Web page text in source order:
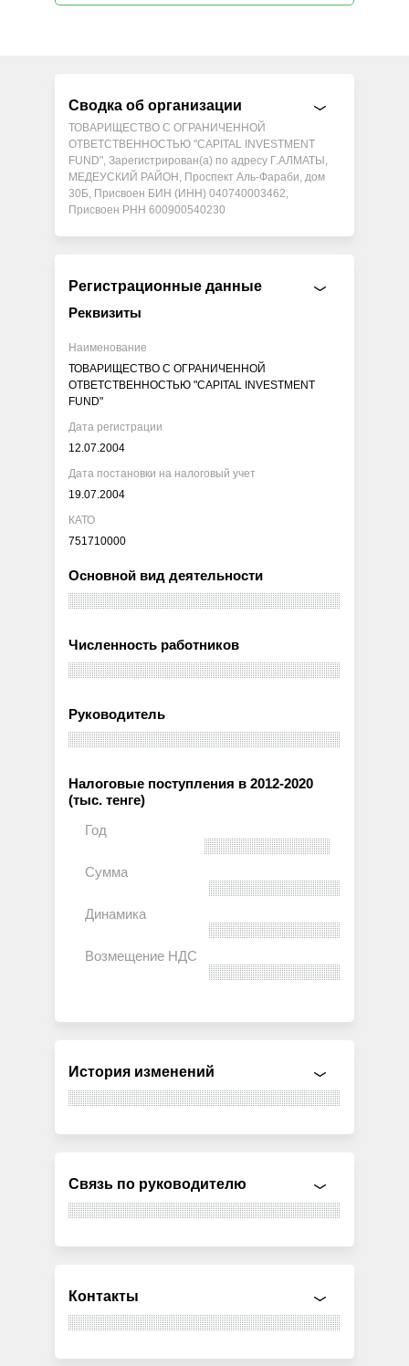
Сводка об организации
ТОВАРИЩЕСТВО С ОГРАНИЧЕННОЙ
ОТВЕТСТВЕННОСТЬЮ "CAPITAL INVESTMENT
FUND", Зарегистрирован(а) по адресу Г.АЛМАТЫ,
МЕДЕУСКИЙ РАЙОН, Проспект Аль-Фараби, дом
30Б, Присвоен БИН (ИНН) 040740003462,
Присвоен РНН 600900540230
Регистрационные данные
Реквизиты
Наименование
ТОВАРИЩЕСТВО С ОГРАНИЧЕННОЙ
ОТВЕТСТВЕННОСТЬЮ "CAPITAL INVESTMENT
FUND"
Дата регистрации
12.07.2004
Дата постановки на налоговый учет
19.07.2004
КАТО
751710000
Основной вид деятельности
Численность работников
Руководитель
Налоговые поступления в 2012-2020
(тыс. тенге)
История изменений
Связь по руководителю
Контакты